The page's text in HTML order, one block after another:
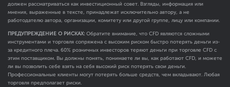
должен рассматриваться как инвестиционный совет. Взгляды, информация или
мнения, выраженные в тексте, принадлежат исключительно автору, а не
работодателю автора, организации, комитету или другой группе, лицу или компании.
ПРЕДУПРЕЖДЕНИЕ О РИСКАХ: Обратите внимание, что CFD являются сложными
инструментами и торговля сопряжена с высоким риском быстро потерять деньги из-
за кредитного плеча. 60% розничных инвесторов теряют деньги при торговле CFD с
этим поставщиком. Вы должны понять, понимаете ли вы, как работают CFD, и можете
ли вы позволить себе взять на себя высокий риск потерять свои деньги.
Профессиональные клиенты могут потерять больше средств, чем вкладывают. Любая
торговля предполагает риски.